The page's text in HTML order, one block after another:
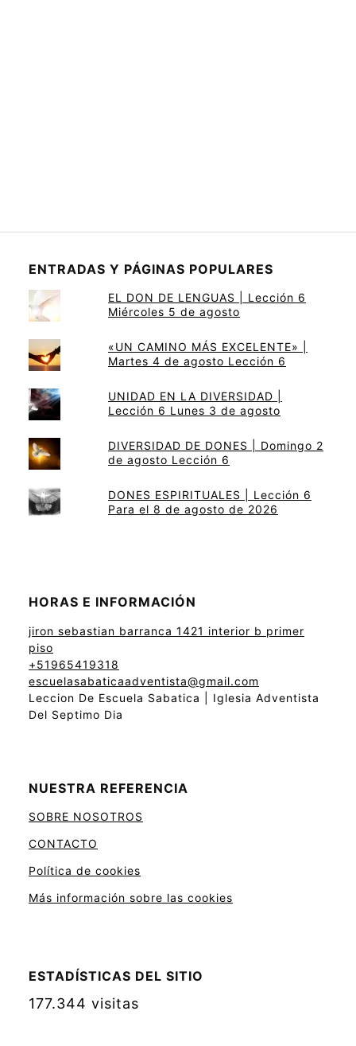
ENTRADAS Y PÁGINAS POPULARES
EL DON DE LENGUAS | Lección 6
Miércoles 5 de agosto
«UN CAMINO MÁS EXCELENTE» |
Martes 4 de agosto Lección 6
UNIDAD EN LA DIVERSIDAD |
Lección 6 Lunes 3 de agosto
DIVERSIDAD DE DONES | Domingo 2
de agosto Lección 6
DONES ESPIRITUALES | Lección 6
Para el 8 de agosto de 2026
HORAS E INFORMACIÓN
jiron sebastian barranca 1421 interior b primer
piso
+51965419318
escuelasabaticaadventista@gmail.com
Leccion De Escuela Sabatica | Iglesia Adventista
Del Septimo Dia
NUESTRA REFERENCIA
SOBRE NOSOTROS
CONTACTO
Política de cookies
Más información sobre las cookies
ESTADÍSTICAS DEL SITIO
177.344 visitas